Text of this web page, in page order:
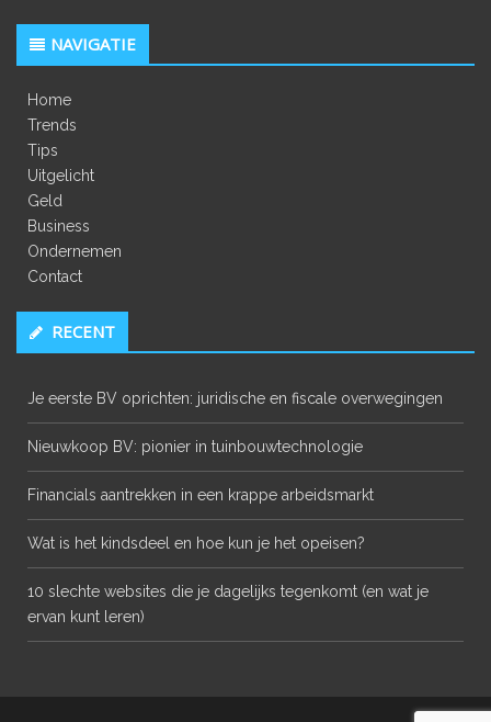
NAVIGATIE
Home
Trends
Tips
Uitgelicht
Geld
Business
Ondernemen
Contact
RECENT
Je eerste BV oprichten: juridische en fiscale overwegingen
Nieuwkoop BV: pionier in tuinbouwtechnologie
Financials aantrekken in een krappe arbeidsmarkt
Wat is het kindsdeel en hoe kun je het opeisen?
10 slechte websites die je dagelijks tegenkomt (en wat je
ervan kunt leren)